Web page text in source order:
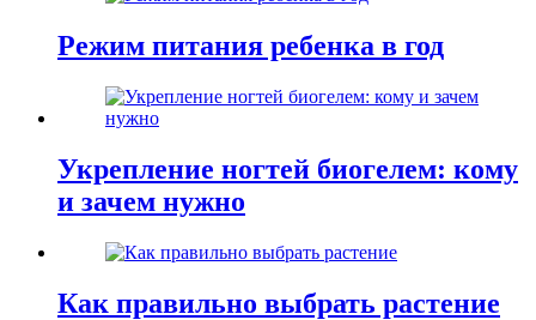
Режим питания ребенка в год
Укрепление ногтей биогелем: кому
и зачем нужно
Как правильно выбрать растение